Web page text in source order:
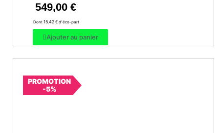
549,00 €
Dont 15.42 € d’ éco-part
Ajouter au panier
PROMOTION
-5%